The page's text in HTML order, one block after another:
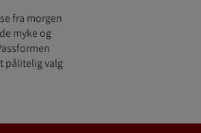
fra morgen
myke og
pålitelig valg